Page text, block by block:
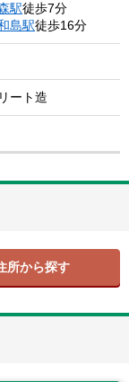
駅徒歩7分
島駅徒歩16分
ート造
所から探す